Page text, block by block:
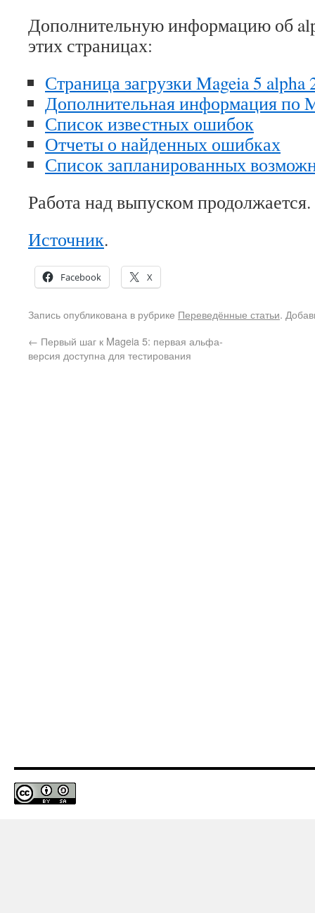
Дополнительную информацию об
этих страницах:
Страница загрузки Mageia 5 alpha
Дополнительная информация по
Список известных ошибок
Отчеты о найденных ошибках
Список запланированных
Работа над выпуском
Источник.
Facebook X
Запись опубликована в рубрике Переведённые статьи.
← Первый шаг к Mageia 5: первая альфа-
версия доступна для тестирования